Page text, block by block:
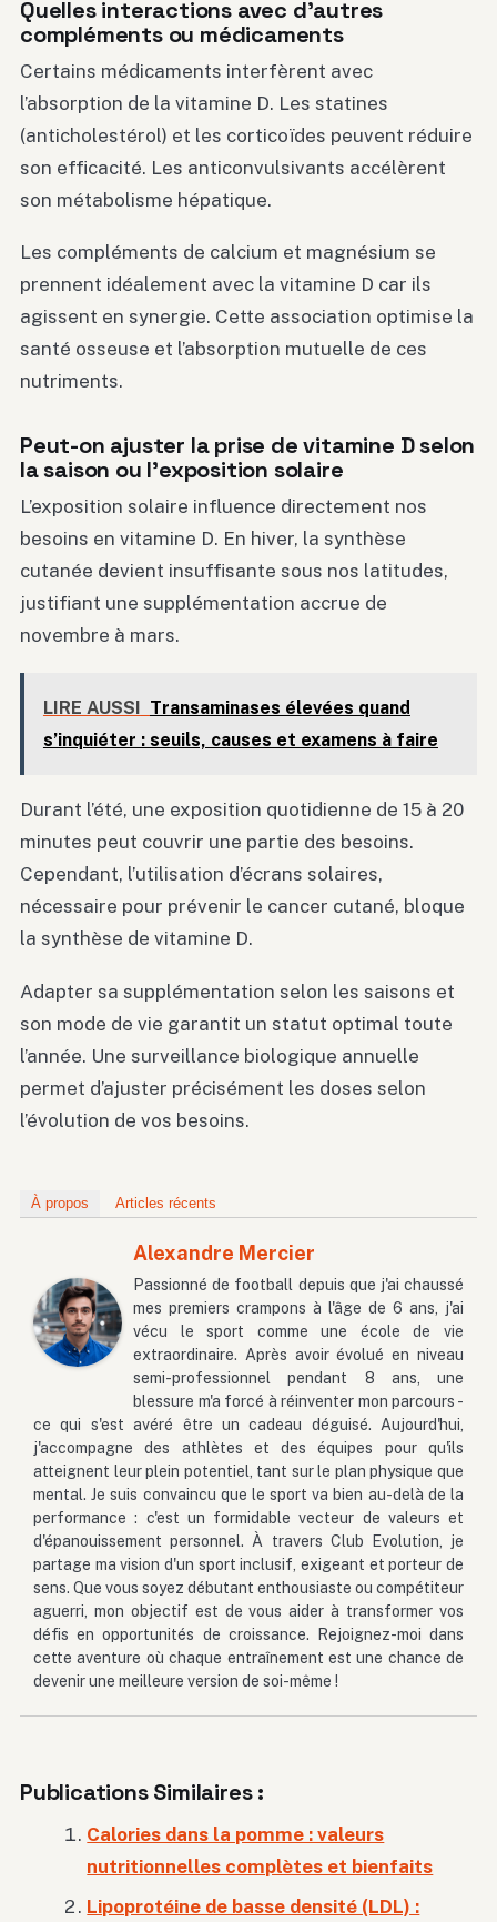
Quelles interactions avec d’autres
compléments ou médicaments
Certains médicaments interfèrent avec
l’absorption de la vitamine D. Les statines
(anticholestérol) et les corticoïdes peuvent réduire
son efficacité. Les anticonvulsivants accélèrent
son métabolisme hépatique.
Les compléments de calcium et magnésium se
prennent idéalement avec la vitamine D car ils
agissent en synergie. Cette association optimise la
santé osseuse et l’absorption mutuelle de ces
nutriments.
Peut-on ajuster la prise de vitamine D selon
la saison ou l’exposition solaire
L’exposition solaire influence directement nos
besoins en vitamine D. En hiver, la synthèse
cutanée devient insuffisante sous nos latitudes,
justifiant une supplémentation accrue de
novembre à mars.
LIRE AUSSI Transaminases élevées quand
s’inquiéter : seuils, causes et examens à faire
Durant l’été, une exposition quotidienne de 15 à 20
minutes peut couvrir une partie des besoins.
Cependant, l’utilisation d’écrans solaires,
nécessaire pour prévenir le cancer cutané, bloque
la synthèse de vitamine D.
Adapter sa supplémentation selon les saisons et
son mode de vie garantit un statut optimal toute
l’année. Une surveillance biologique annuelle
permet d’ajuster précisément les doses selon
l’évolution de vos besoins.
À propos Articles récents
Alexandre Mercier
Passionné de football depuis que j'ai chaussé
mes premiers crampons à l'âge de 6 ans, j'ai
vécu le sport comme une école de vie
extraordinaire. Après avoir évolué en niveau
semi-professionnel pendant 8 ans, une
blessure m'a forcé à réinventer mon parcours -
ce qui s'est avéré être un cadeau déguisé. Aujourd'hui,
j'accompagne des athlètes et des équipes pour qu'ils
atteignent leur plein potentiel, tant sur le plan physique que
mental. Je suis convaincu que le sport va bien au-delà de la
performance : c'est un formidable vecteur de valeurs et
d'épanouissement personnel. À travers Club Evolution, je
partage ma vision d'un sport inclusif, exigeant et porteur de
sens. Que vous soyez débutant enthousiaste ou compétiteur
aguerri, mon objectif est de vous aider à transformer vos
défis en opportunités de croissance. Rejoignez-moi dans
cette aventure où chaque entraînement est une chance de
devenir une meilleure version de soi-même !
Publications Similaires :
Calories dans la pomme : valeurs
nutritionnelles complètes et bienfaits
Lipoprotéine de basse densité (LDL) :